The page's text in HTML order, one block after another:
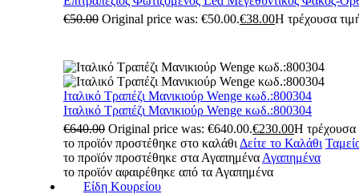
€50.00 Original price was: €50.00.€38.00Η τρέχουσα
Ιταλικό Τραπέζι Μανικιούρ Wenge κωδ.:800304
Ιταλικό Τραπέζι Μανικιούρ Wenge κωδ.:800304
€640.00 Original price was: €640.00.€230.00Η τρέχουσα
το προϊόν προστέθηκε στο καλάθι Δείτε το Καλάθι
το προϊόν προστέθηκε στα Αγαπημένα Αγαπημένα
το προϊόν αφαιρέθηκε από τα Αγαπημένα
Είδη Κουρείου